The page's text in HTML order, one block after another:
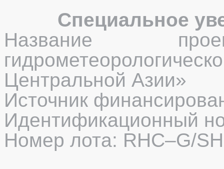
Специальное
Название
Центральной Азии»
Источник
Идентификационный
Номер лота: RHC–G/SH